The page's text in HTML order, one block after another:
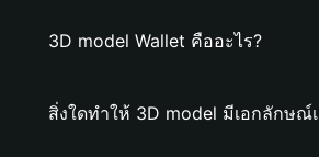
3D model Wallet คืออะไร?
สิ่งใดทำให้ 3D model มีเอกลักษณ์